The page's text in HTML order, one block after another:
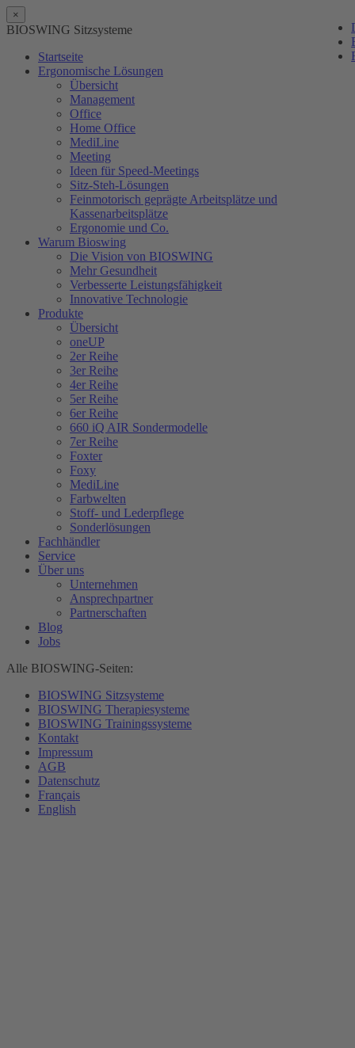
×
BIOSWING Sitzsysteme
Startseite
Ergonomische Lösungen
Übersicht
Management
Office
Home Office
MediLine
Meeting
Ideen für Speed-Meetings
Sitz-Steh-Lösungen
Feinmotorisch geprägte Arbeitsplätze und
Kassenarbeitsplätze
Ergonomie und Co.
Warum Bioswing
Die Vision von BIOSWING
Mehr Gesundheit
Verbesserte Leistungsfähigkeit
Innovative Technologie
Produkte
Übersicht
oneUP
2er Reihe
3er Reihe
4er Reihe
5er Reihe
6er Reihe
660 iQ AIR Sondermodelle
7er Reihe
Foxter
Foxy
MediLine
Farbwelten
Stoff- und Lederpflege
Sonderlösungen
Fachhändler
Service
Über uns
Unternehmen
Ansprechpartner
Partnerschaften
Blog
Jobs
Alle BIOSWING-Seiten:
BIOSWING Sitzsysteme
BIOSWING Therapiesysteme
BIOSWING Trainingssysteme
Kontakt
Impressum
AGB
Datenschutz
Français
English